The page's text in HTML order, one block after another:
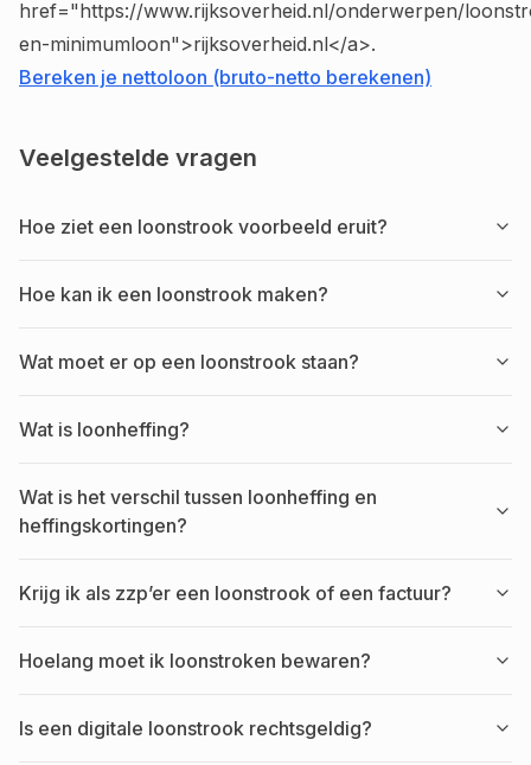
href="https://www.rijksoverheid.nl/onderwerpen/
en-minimumloon">rijksoverheid.nl</a>.
Bereken je nettoloon (bruto-netto berekenen)
Veelgestelde vragen
Hoe ziet een loonstrook voorbeeld eruit?
Hoe kan ik een loonstrook maken?
Wat moet er op een loonstrook staan?
Wat is loonheffing?
Wat is het verschil tussen loonheffing en
heffingskortingen?
Krijg ik als zzp’er een loonstrook of een factuur?
Hoelang moet ik loonstroken bewaren?
Is een digitale loonstrook rechtsgeldig?